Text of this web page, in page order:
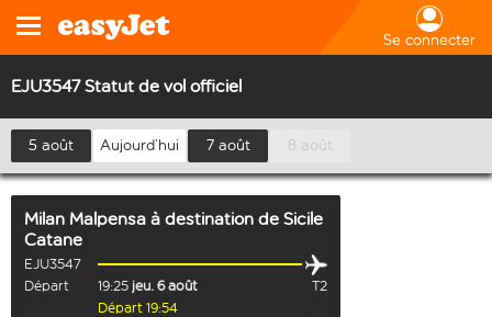
Se connecter
EJU3547 Statut de vol officiel
5 août Aujourd’hui 7 août 8 août
Milan Malpensa à destination de Sicile
Catane
EJU3547
Départ
19:25 jeu. 6 août
T2
Départ 19:54